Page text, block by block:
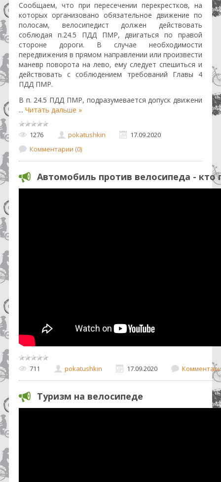
Сообщаем, что при пересечении перекрестков, на
которых организовано обязательное движение по
полосам, велосипедист должен действовать
соблюдая п.24.5 ПДД ПМР, двигаться по правой
стороне дороги. В случае необходимости
передвижения в прямом направлении или произвести
маневр поворота на лево, ему следует спешиться и
действовать с соблюдением требований Главы 4
ПДД ПМР.
В п. 24.5 ПДД ПМР, подразумевается допуск движени
... Читать дальше »
1276 pokatushkin
17.09.2020
Комментарии (0)
Автомобиль против велосипеда - кто
711 pokatushkin 17.09.2020
Туризм на велосипеде